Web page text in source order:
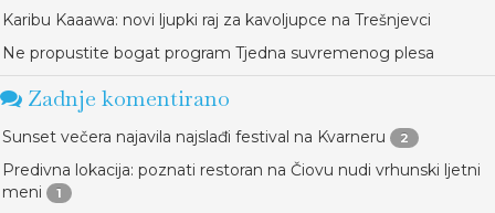
Karibu Kaaawa: novi ljupki raj za kavoljupce na Trešnjevci
Ne propustite bogat program Tjedna suvremenog plesa
Zadnje komentirano
Sunset večera najavila najslađi festival na Kvarneru 2
Predivna lokacija: poznati restoran na Čiovu nudi vrhunski ljetni
meni
1